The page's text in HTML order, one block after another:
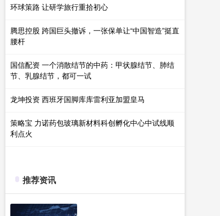
环球策路 让研学旅行重拾初心
腾思控股 跨国巨头撤诉，一张保单让“中国智造”挺直
腰杆
国信配资 一个消散结节的中药：甲状腺结节、肺结
节、乳腺结节，都可一试
龙坤投资 西班牙国脚库库雷利亚加盟皇马
策略宝 力诺药包玻璃新材料科创孵化中心中试线顺
利点火
推荐资讯